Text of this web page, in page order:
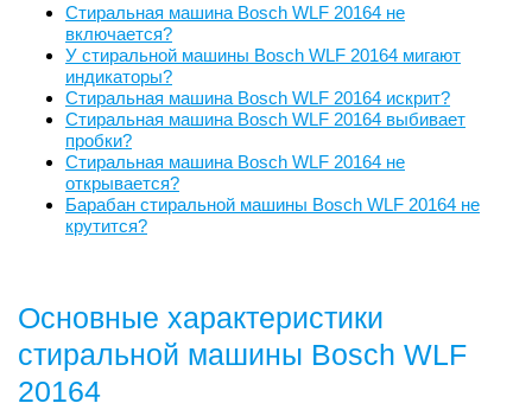
Стиральная машина Bosch WLF 20164 не
включается?
У стиральной машины Bosch WLF 20164 мигают
индикаторы?
Стиральная машина Bosch WLF 20164 искрит?
Стиральная машина Bosch WLF 20164 выбивает
пробки?
Стиральная машина Bosch WLF 20164 не
открывается?
Барабан стиральной машины Bosch WLF 20164 не
крутится?
Основные характеристики
стиральной машины Bosch WLF
20164